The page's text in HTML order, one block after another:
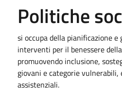
Politiche
si occupa della pianificazione
interventi per il benessere
promuovendo inclusione,
giovani e categorie vulnerabili,
assistenziali.